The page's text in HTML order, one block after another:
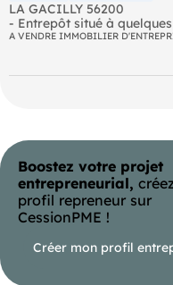
LA GACILLY 56200
- Entrepôt situé à
fibro sur un terrain de
A VENDRE IMMOBILIER
Boostez votre projet
entrepreneurial,
profil repreneur sur
CessionPME !
Créer mon profil